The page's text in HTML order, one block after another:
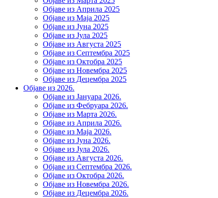
Објаве из Априла 2025
Објаве из Маја 2025
Објаве из Јуна 2025
Објаве из Јула 2025
Објаве из Августа 2025
Објаве из Септембра 2025
Објаве из Октобра 2025
Објаве из Новембра 2025
Објаве из Децембра 2025
Објаве из 2026.
Објаве из Јануара 2026.
Објаве из Фебруара 2026.
Објаве из Марта 2026.
Објаве из Априла 2026.
Објаве из Маја 2026.
Објаве из Јуна 2026.
Објаве из Јула 2026.
Објаве из Августа 2026.
Објаве из Септембра 2026.
Објаве из Октобра 2026.
Објаве из Новембра 2026.
Објаве из Децембра 2026.